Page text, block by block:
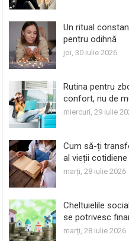
Un ritual
pentru odihnă
joi, 30 iulie 2026
Rutina pentru
confort, nu de
miercuri, 29 iulie
Cum să-ți
al vieții cotidiene
marți, 28 iulie 2026
Cheltuielile
se potrivesc
marți, 28 iulie 2026